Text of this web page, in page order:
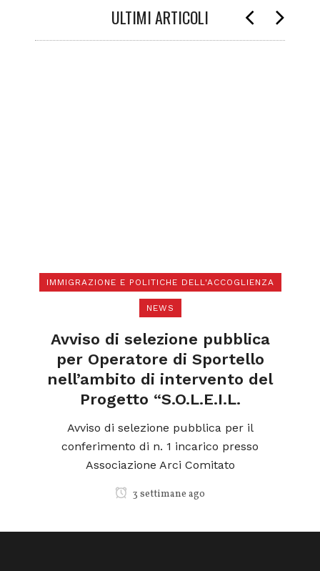
ULTIMI ARTICOLI
IMMIGRAZIONE E POLITICHE DELL'ACCOGLIENZA
NEWS
Avviso di selezione pubblica
per Operatore di Sportello
nell’ambito di intervento del
Progetto “S.O.L.E.I.L.
Avviso di selezione pubblica per il
conferimento di n. 1 incarico presso
Associazione Arci Comitato
3 settimane ago